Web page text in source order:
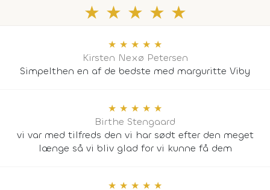
★ ★ ★ ★ ★
★ ★ ★ ★ ★
Kirsten Nexø Petersen
Simpelthen en af de bedste med marguritte Viby
★ ★ ★ ★ ★
Birthe Stengaard
vi var med tilfreds den vi har sødt efter den meget
længe så vi bliv glad for vi kunne få dem
★ ★ ★ ★ ★